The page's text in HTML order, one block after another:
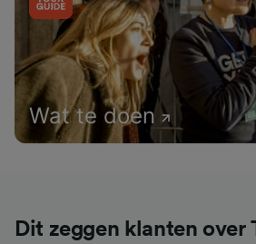
Wat te doen
Dit zeggen klanten over